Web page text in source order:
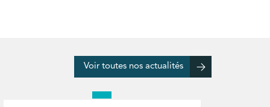
Voir toutes nos actualités